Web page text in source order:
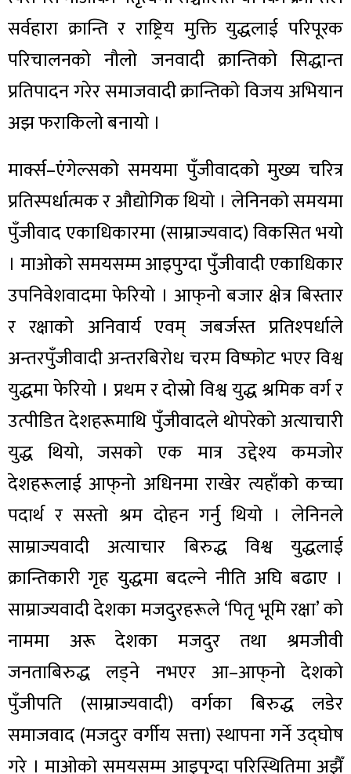
सर्वहारा क्रान्ति र राष्ट्रिय मुक्ति युद्धलाई परिपूरक
परिचालनको नौलो जनवादी क्रान्तिको सिद्धान्त
प्रतिपादन गरेर समाजवादी क्रान्तिको विजय अभियान
अझ फराकिलो बनायो ।
मार्क्स–एंगेल्सको समयमा पुँजीवादको मुख्य चरित्र
प्रतिस्पर्धात्मक र औद्योगिक थियो । लेनिनको समयमा
पुँजीवाद एकाधिकारमा (साम्राज्यवाद) विकसित भयो
। माओको समयसम्म आइपुग्दा पुँजीवादी एकाधिकार
उपनिवेशवादमा फेरियो । आफ्‌नो बजार क्षेत्र बिस्तार
र रक्षाको अनिवार्य एवम् जबर्जस्त प्रतिश्पर्धाले
अन्तरपुँजीवादी अन्तरबिरोध चरम विष्फोट भएर विश्व
युद्धमा फेरियो । प्रथम र दोस्रो विश्व युद्ध श्रमिक वर्ग र
उत्पीडित देशहरूमाथि पुँजीवादले थोपरेको अत्याचारी
युद्ध थियो, जसको एक मात्र उद्देश्य कमजोर
देशहरूलाई आफ्‌नो अधिनमा राखेर त्यहाँको कच्चा
पदार्थ र सस्तो श्रम दोहन गर्नु थियो । लेनिनले
साम्राज्यवादी अत्याचार बिरुद्ध विश्व युद्धलाई
क्रान्तिकारी गृह युद्धमा बदल्ने नीति अघि बढाए ।
साम्राज्यवादी देशका मजदुरहरूले ‘पितृ भूमि रक्षा’ को
नाममा अरू देशका मजदुर तथा श्रमजीवी
जनताबिरुद्ध लड्ने नभएर आ–आफ्‌नो देशको
पुँजीपति (साम्राज्यवादी) वर्गका बिरुद्ध लडेर
समाजवाद (मजदुर वर्गीय सत्ता) स्थापना गर्ने उद्घोष
गरे । माओको समयसम्म आइपुग्दा परिस्थितिमा अझैँ